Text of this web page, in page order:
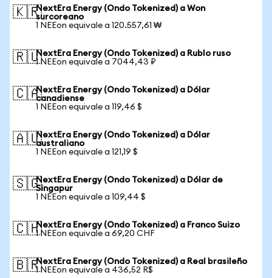
🇰🇷NextEra Energy (Ondo Tokenized) a Won
surcoreano
1 NEEon equivale a 120.557,61 ₩
🇷🇺NextEra Energy (Ondo Tokenized) a Rublo ruso
1 NEEon equivale a 7044,43 ₽
🇨🇦NextEra Energy (Ondo Tokenized) a Dólar
canadiense
1 NEEon equivale a 119,46 $
🇦🇺NextEra Energy (Ondo Tokenized) a Dólar
australiano
1 NEEon equivale a 121,19 $
🇸🇬NextEra Energy (Ondo Tokenized) a Dólar de
Singapur
1 NEEon equivale a 109,44 $
🇨🇭NextEra Energy (Ondo Tokenized) a Franco Suizo
1 NEEon equivale a 69,20 CHF
🇧🇷NextEra Energy (Ondo Tokenized) a Real brasileño
1 NEEon equivale a 436,52 R$